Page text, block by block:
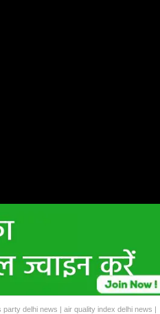
delhi news | air quality index delhi news |